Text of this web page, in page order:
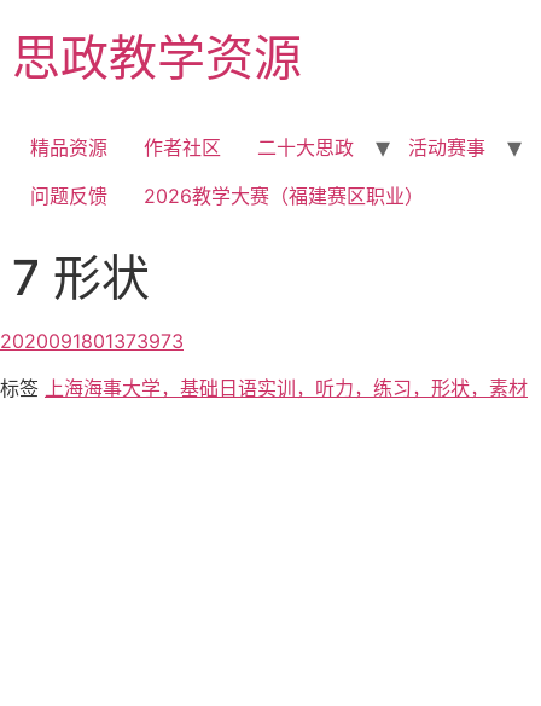
思政教学资源
精品资源 作者社区 二十大思政
活动赛事
问题反馈
2026教学大赛（福建赛区职业）
7 形状
2020091801373973
标签 上海海事大学，基础日语实训，听力，练习，形状，素材